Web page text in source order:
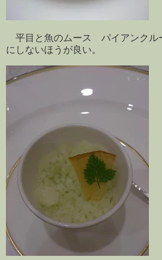
平目と魚のムース パイアン
にしないほうが良い。